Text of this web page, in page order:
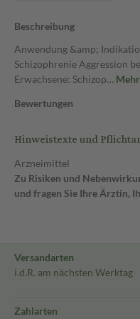
Beschreibung
Anwendung &amp;
Schizophrenie Aggression
Erwachsene: Schizop… Mehr
Bewertungen
Hinweistexte und
Arzneimittel
Zu Risiken und
und fragen Sie Ihre Ärztin,
Versandarten
i.d.R. am nächsten Werktag
Zahlarten